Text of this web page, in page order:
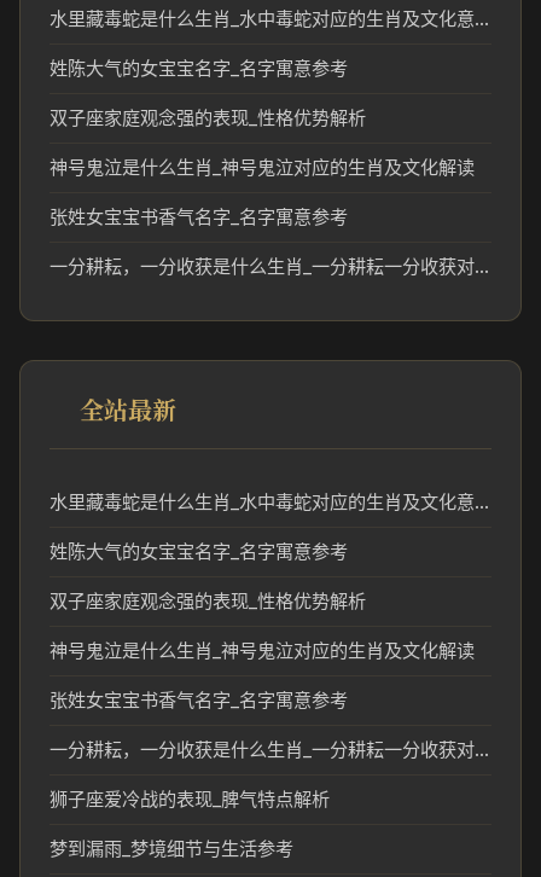
水里藏毒蛇是什么生肖_水中毒蛇对应的生肖及文化意义
姓陈大气的女宝宝名字_名字寓意参考
双子座家庭观念强的表现_性格优势解析
神号鬼泣是什么生肖_神号鬼泣对应的生肖及文化解读
张姓女宝宝书香气名字_名字寓意参考
一分耕耘，一分收获是什么生肖_一分耕耘一分收获对应的生肖寓意解析
全站最新
水里藏毒蛇是什么生肖_水中毒蛇对应的生肖及文化意义
姓陈大气的女宝宝名字_名字寓意参考
双子座家庭观念强的表现_性格优势解析
神号鬼泣是什么生肖_神号鬼泣对应的生肖及文化解读
张姓女宝宝书香气名字_名字寓意参考
一分耕耘，一分收获是什么生肖_一分耕耘一分收获对应的生肖寓意解析
狮子座爱冷战的表现_脾气特点解析
梦到漏雨_梦境细节与生活参考